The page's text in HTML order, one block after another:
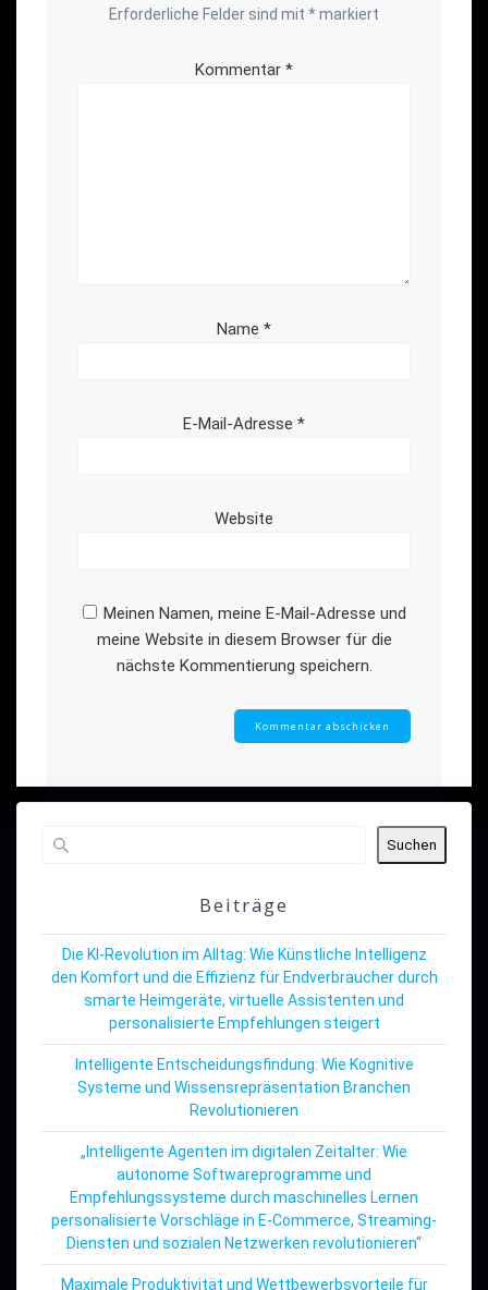
Erforderliche Felder sind mit *markiert
Kommentar *
Name *
E-Mail-Adresse *
Website
Meinen Namen, meine E-Mail-Adresse und
meine Website in diesem Browser für die
nächste Kommentierung speichern.
Suchen
Beiträge
Die KI-Revolution im Alltag: Wie Künstliche Intelligenz
den Komfort und die Effizienz für Endverbraucher durch
smarte Heimgeräte, virtuelle Assistenten und
personalisierte Empfehlungen steigert
Intelligente Entscheidungsfindung: Wie Kognitive
Systeme und Wissensrepräsentation Branchen
Revolutionieren
„Intelligente Agenten im digitalen Zeitalter: Wie
autonome Softwareprogramme und
Empfehlungssysteme durch maschinelles Lernen
personalisierte Vorschläge in E-Commerce, Streaming-
Diensten und sozialen Netzwerken revolutionieren“
Maximale Produktivität und Wettbewerbsvorteile für